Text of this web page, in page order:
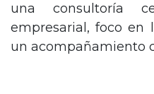
una consultoría
empresarial, foco en
un acompañamiento